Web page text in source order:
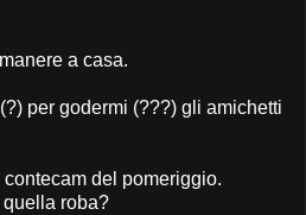
a casa.
per godermi (???) gli amichetti
del pomeriggio.
roba?